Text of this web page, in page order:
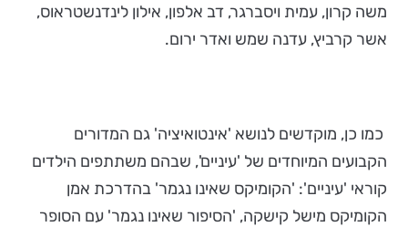
משה קרון, עמית ויסברגר, דב אלפון, אילון לינדנשטראוס,
אשר קרביץ, עדנה שמש ואדר ירום.
כמו כן, מוקדשים לנושא 'אינטואיציה' גם המדורים
הקבועים המיוחדים של 'עיניים', שבהם משתתפים הילדים
קוראי 'עיניים': 'הקומיקס שאינו נגמר' בהדרכת אמן
הקומיקס מישל קישקה, 'הסיפור שאינו נגמר' עם הסופר